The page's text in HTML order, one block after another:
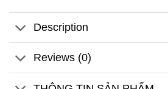
Description
Reviews (0)